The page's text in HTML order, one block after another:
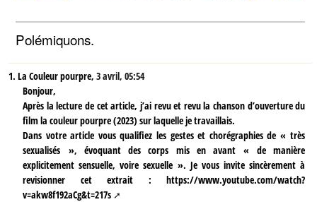
Polémiquons.
1. La Couleur pourpre,3 avril, 05:54
Bonjour,
Après la lecture de cet article, j’ai revu et revu la chanson d’ouverture du
film la couleur pourpre (2023) sur laquelle je travaillais.
Dans votre article vous qualifiez les gestes et chorégraphies de « très
sexualisés », évoquant des corps mis en avant « de manière
explicitement sensuelle, voire sexuelle ». Je vous invite sincèrement à
revisionner cet extrait :https://www.youtube.com/watch?
v=akw8f192aCg&t=217s